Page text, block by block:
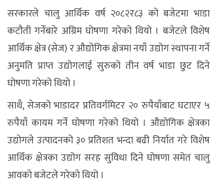
सरकारले चालु आर्थिक वर्ष २०८२र८३ को बजेटमा भाडा
कटौती गर्नेबारे अग्रिम घोषणा गरेको थियो । बजेटले विशेष
आर्थिक क्षेत्र (सेज) र औद्योगिक क्षेत्रमा नयाँ उद्योग स्थापना गर्ने
अनुमति प्राप्त उद्योगलाई सुरुको तीन वर्ष भाडा छुट दिने
घोषणा गरेको थियो ।
साथै, सेजको भाडादर प्रतिवर्गमिटर २० रुपैयाँबाट घटाएर ५
रुपैयाँ कायम गर्ने घोषणा गरेको थियो । औद्योगिक क्षेत्रका
उद्योगले उत्पादनको ३० प्रतिशत भन्दा बढी निर्यात गरे विशेष
आर्थिक क्षेत्रका उद्योग सरह सुविधा दिने घोषणा समेत चालु
आवको बजेटले गरेको थियो ।